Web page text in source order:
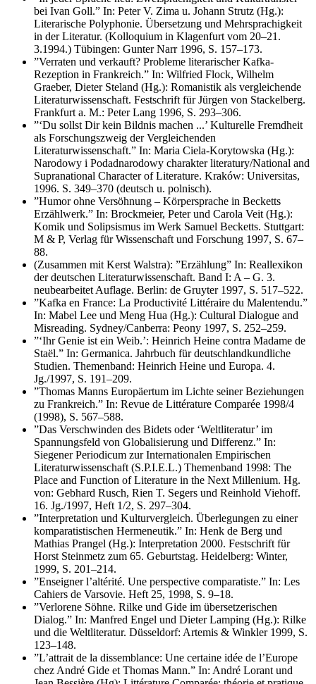
bei Ivan Goll.” In: Peter V. Zima u. Johann Strutz (Hg.):
Literarische Polyphonie. Übersetzung und Mehrsprachigkeit
in der Literatur. (Kolloquium in Klagenfurt vom 20–21.
3.1994.) Tübingen: Gunter Narr 1996, S. 157–173.
”Verraten und verkauft? Probleme literarischer Kafka-
Rezeption in Frankreich.” In: Wilfried Flock, Wilhelm
Graeber, Dieter Steland (Hg.): Romanistik als vergleichende
Literaturwissenschaft. Festschrift für Jürgen von Stackelberg.
Frankfurt a. M.: Peter Lang 1996, S. 293–306.
”‘Du sollst Dir kein Bildnis machen ...’ Kulturelle Fremdheit
als Forschungszweig der Vergleichenden
Literaturwissenschaft.” In: Maria Ciela-Korytowska (Hg.):
Narodowy i Podadnarodowy charakter literatury/National and
Supranational Character of Literature. Kraków: Universitas,
1996. S. 349–370 (deutsch u. polnisch).
”Humor ohne Versöhnung – Körpersprache in Becketts
Erzählwerk.” In: Brockmeier, Peter und Carola Veit (Hg.):
Komik und Solipsismus im Werk Samuel Becketts. Stuttgart:
M & P, Verlag für Wissenschaft und Forschung 1997, S. 67–
88.
(Zusammen mit Kerst Walstra): ”Erzählung” In: Reallexikon
der deutschen Literaturwissenschaft. Band I: A – G. 3.
neubearbeitet Auflage. Berlin: de Gruyter 1997, S. 517–522.
”Kafka en France: La Productivité Littéraire du Malentendu.”
In: Mabel Lee und Meng Hua (Hg.): Cultural Dialogue and
Misreading. Sydney/Canberra: Peony 1997, S. 252–259.
”‘Ihr Genie ist ein Weib.’: Heinrich Heine contra Madame de
Staël.” In: Germanica. Jahrbuch für deutschlandkundliche
Studien. Themenband: Heinrich Heine und Europa. 4.
Jg./1997, S. 191–209.
”Thomas Manns Europäertum im Lichte seiner Beziehungen
zu Frankreich.” In: Revue de Littérature Comparée 1998/4
(1998), S. 567–588.
”Das Verschwinden des Bidets oder ‘Weltliteratur’ im
Spannungsfeld von Globalisierung und Differenz.” In:
Siegener Periodicum zur Internationalen Empirischen
Literaturwissenschaft (S.P.I.E.L.) Themenband 1998: The
Place and Function of Literature in the Next Millenium. Hg.
von: Gebhard Rusch, Rien T. Segers und Reinhold Viehoff.
16. Jg./1997, Heft 1/2, S. 297–304.
”Interpretation und Kulturvergleich. Überlegungen zu einer
komparatistischen Hermeneutik.” In: Henk de Berg und
Mathias Prangel (Hg.): Interpretation 2000. Festschrift für
Horst Steinmetz zum 65. Geburtstag. Heidelberg: Winter,
1999, S. 201–214.
”Enseigner l’altérité. Une perspective comparatiste.” In: Les
Cahiers de Varsovie. Heft 25, 1998, S. 9–18.
”Verlorene Söhne. Rilke und Gide im übersetzerischen
Dialog.” In: Manfred Engel und Dieter Lamping (Hg.): Rilke
und die Weltliteratur. Düsseldorf: Artemis & Winkler 1999, S.
123–148.
”L’attrait de la dissemblance: Une certaine idée de l’Europe
chez André Gide et Thomas Mann.” In: André Lorant und